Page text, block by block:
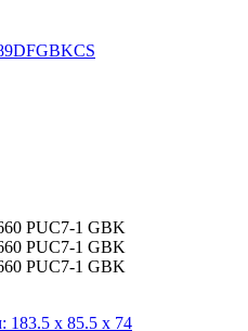
183.5 х 85.5 х 74